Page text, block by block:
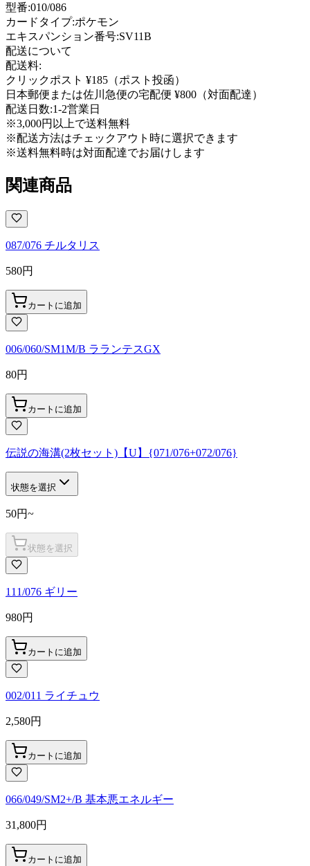
型番:010/086
カードタイプ:ポケモン
エキスパンション番号:SV11B
配送について
配送料:
クリックポスト ¥185（ポスト投函）
日本郵便または佐川急便の宅配便 ¥800（対面配達）
配送日数:1-2営業日
※3,000円以上で送料無料
※配送方法はチェックアウト時に選択できます
※送料無料時は対面配達でお届けします
関連商品
087/076 チルタリス
580円
カートに追加
006/060/SM1M/B ラランテスGX
80円
カートに追加
伝説の海溝(2枚セット)【U】{071/076+072/076}
状態を選択
50円~
状態を選択
111/076 ギリー
980円
カートに追加
002/011 ライチュウ
2,580円
カートに追加
066/049/SM2+/B 基本悪エネルギー
31,800円
カートに追加